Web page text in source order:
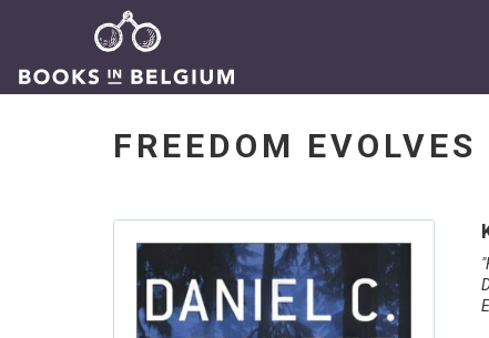
FREEDOM